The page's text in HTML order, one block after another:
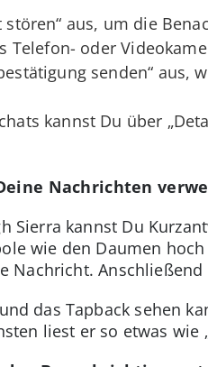
stören“ aus, um die
Telefon- oder
senden“ aus,
kannst Du über
Nachrichten
Sierra kannst Du
wie den Daumen
Nachricht.
das Tapback sehen
liest er so etwas wie